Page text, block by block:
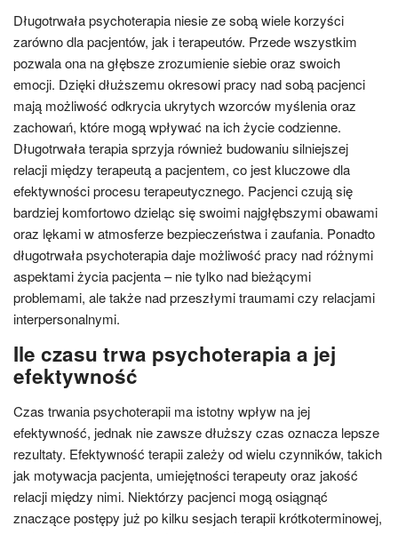
Długotrwała psychoterapia niesie ze sobą wiele korzyści
zarówno dla pacjentów, jak i terapeutów. Przede wszystkim
pozwala ona na głębsze zrozumienie siebie oraz swoich
emocji. Dzięki dłuższemu okresowi pracy nad sobą pacjenci
mają możliwość odkrycia ukrytych wzorców myślenia oraz
zachowań, które mogą wpływać na ich życie codzienne.
Długotrwała terapia sprzyja również budowaniu silniejszej
relacji między terapeutą a pacjentem, co jest kluczowe dla
efektywności procesu terapeutycznego. Pacjenci czują się
bardziej komfortowo dzieląc się swoimi najgłębszymi obawami
oraz lękami w atmosferze bezpieczeństwa i zaufania. Ponadto
długotrwała psychoterapia daje możliwość pracy nad różnymi
aspektami życia pacjenta – nie tylko nad bieżącymi
problemami, ale także nad przeszłymi traumami czy relacjami
interpersonalnymi.
Ile czasu trwa psychoterapia a jej
efektywność
Czas trwania psychoterapii ma istotny wpływ na jej
efektywność, jednak nie zawsze dłuższy czas oznacza lepsze
rezultaty. Efektywność terapii zależy od wielu czynników, takich
jak motywacja pacjenta, umiejętności terapeuty oraz jakość
relacji między nimi. Niektórzy pacjenci mogą osiągnąć
znaczące postępy już po kilku sesjach terapii krótkoterminowej,